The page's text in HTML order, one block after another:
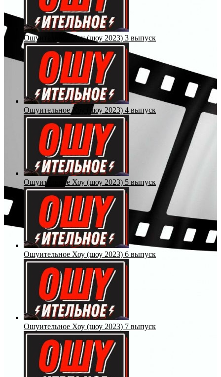
Ошуительное Хоу (шоу 2023) 3 выпуск
Ошуительное Хоу (шоу 2023) 4 выпуск
Ошуительное Хоу (шоу 2023) 5 выпуск
Ошуительное Хоу (шоу 2023) 6 выпуск
Ошуительное Хоу (шоу 2023) 7 выпуск